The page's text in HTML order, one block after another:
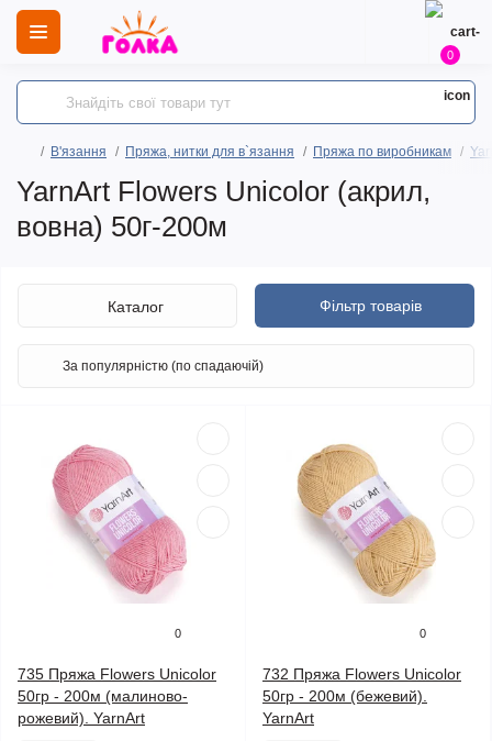
0
В'язання Пряжа, нитки для в`язання Пряжа по виробникам
YarnArt Flowers Unicolor (акрил,
вовна) 50г-200м
Фільтр товарів
Каталог
0
735 Пряжа Flowers Unicolor
50гр - 200м (малиново-
рожевий). YarnArt
0
732 Пряжа Flowers Unicolor
50гр - 200м (бежевий).
YarnArt